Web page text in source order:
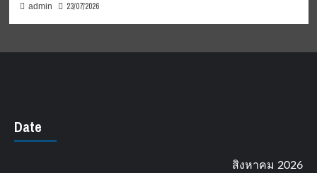
admin 23/07/2026
Date
สิงหาคม 2026